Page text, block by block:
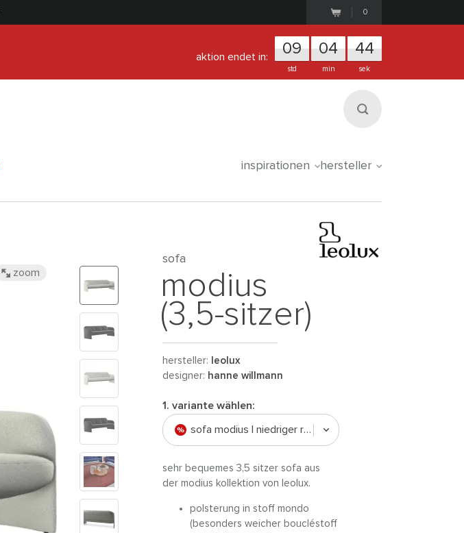
0
aktion endet in: 09
std
04
min
43
sek
inspirationen hersteller
zoom
sofa
modius
(3,5-sitzer)
hersteller:
leolux
designer: hanne willmann
1. variante wählen:
sofa modius | niedriger rücken / stoff mondo
sehr bequemes 3,5 sitzer sofa aus
der modius kollektion von leolux.
polsterung in stoff mondo
(besonders weicher boucléstoff